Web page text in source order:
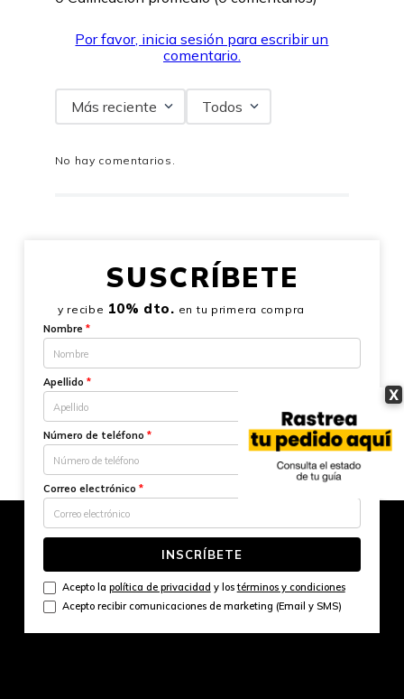
X
Por favor, inicia sesión para escribir un
comentario.
Más reciente Todos
No hay comentarios.
SUSCRÍBETE
y recibe 10% dto. en tu primera compra
Nombre *
Apellido *
Número de teléfono *
Correo electrónico *
INSCRÍBETE
Acepto la política de privacidad y lostérminos y condiciones
Acepto recibir comunicaciones de marketing (Email y SMS)